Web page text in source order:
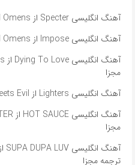
آهنگ انگلیسی Specter از Bad Omens به همراه متن و ترجمه مجزا
آهنگ انگلیسی Impose از Bad Omens به همراه متن و ترجمه مجزا
مجزا
آهنگ انگلیسی Lighters از Bad Meets Evil به همراه متن و ترجمه مجزا
مجزا
ترجمه مجزا